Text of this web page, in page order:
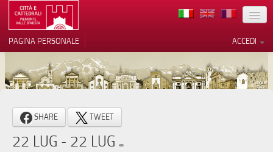
TERRITORIO
ARCHITETTURE
MUSEI
ITINERARI
ACCEDI
PAGINA PERSONALE
SHARE TWEET
22 LUG - 22 LUG
Informativa sulla raccolta
Le tue preferenze relative alla